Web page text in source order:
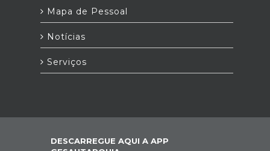
Mapa de Pessoal
Notícias
Serviços
DESCARREGUE AQUI A APP